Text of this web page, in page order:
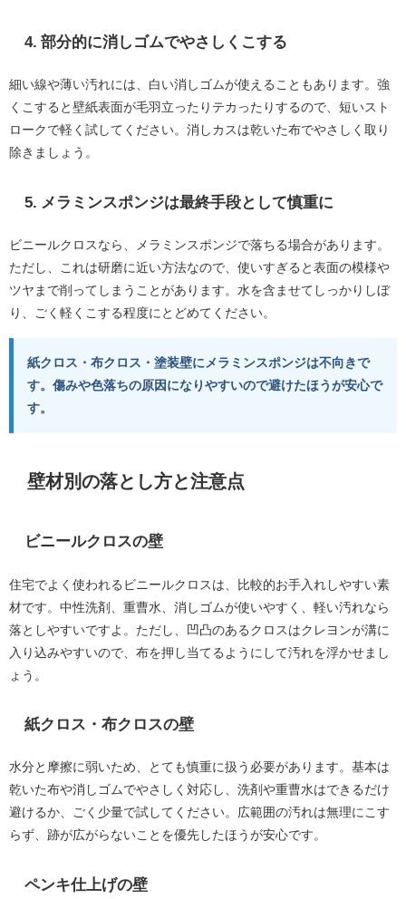
4. 部分的に消しゴムでやさしくこする
細い線や薄い汚れには、白い消しゴムが使えることもあります。強
くこすると壁紙表面が毛羽立ったりテカったりするので、短いスト
ロークで軽く試してください。消しカスは乾いた布でやさしく取り
除きましょう。
5. メラミンスポンジは最終手段として慎重に
ビニールクロスなら、メラミンスポンジで落ちる場合があります。
ただし、これは研磨に近い方法なので、使いすぎると表面の模様や
ツヤまで削ってしまうことがあります。水を含ませてしっかりしぼ
り、ごく軽くこする程度にとどめてください。
紙クロス・布クロス・塗装壁にメラミンスポンジは不向きで
す。傷みや色落ちの原因になりやすいので避けたほうが安心で
す。
壁材別の落とし方と注意点
ビニールクロスの壁
住宅でよく使われるビニールクロスは、比較的お手入れしやすい素
材です。中性洗剤、重曹水、消しゴムが使いやすく、軽い汚れなら
落としやすいですよ。ただし、凹凸のあるクロスはクレヨンが溝に
入り込みやすいので、布を押し当てるようにして汚れを浮かせまし
ょう。
紙クロス・布クロスの壁
水分と摩擦に弱いため、とても慎重に扱う必要があります。基本は
乾いた布や消しゴムでやさしく対応し、洗剤や重曹水はできるだけ
避けるか、ごく少量で試してください。広範囲の汚れは無理にこす
らず、跡が広がらないことを優先したほうが安心です。
ペンキ仕上げの壁